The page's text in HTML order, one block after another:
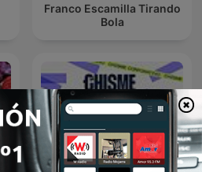
Franco Escamilla Tirando
Bola